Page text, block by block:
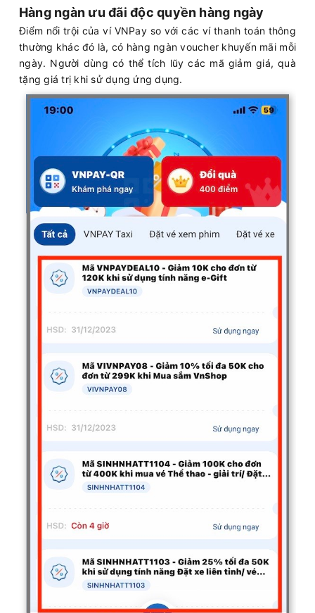
Hàng ngàn ưu đãi độc quyền hàng ngày
Điểm nổi trội của ví VNPay so với các ví thanh toán thông
thường khác đó là, có hàng ngàn voucher khuyến mãi mỗi
ngày. Người dùng có thể tích lũy các mã giảm giá, quà
tặng giá trị khi sử dụng ứng dụng.